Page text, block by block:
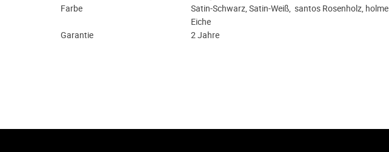
Farbe
Satin-Schwarz, Satin-Weiß, santos Rosenholz, holme
Eiche
Garantie
2 Jahre